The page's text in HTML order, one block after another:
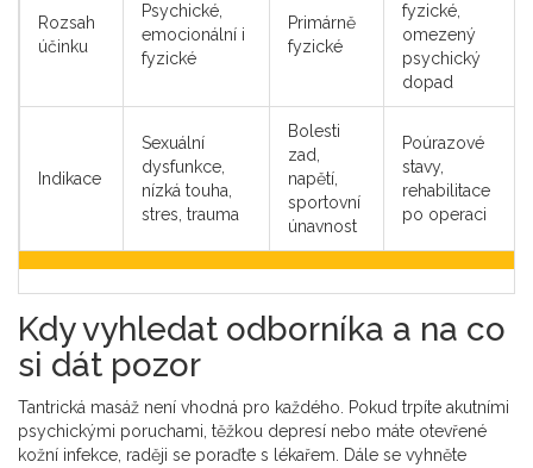
Rozsah
účinku
Psychické,
emocionální i
fyzické
Primárně
fyzické
fyzické,
omezený
psychický
dopad
Indikace
Sexuální
dysfunkce,
nízká touha,
stres, trauma
Bolesti
zad,
napětí,
sportovní
únavnost
Poúrazové
stavy,
rehabilitace
po operaci
Kdy vyhledat odborníka a na co
si dát pozor
Tantrická masáž není vhodná pro každého. Pokud trpíte akutními
psychickými poruchami, těžkou depresí nebo máte otevřené
kožní infekce, raději se poraďte s lékařem. Dále se vyhněte